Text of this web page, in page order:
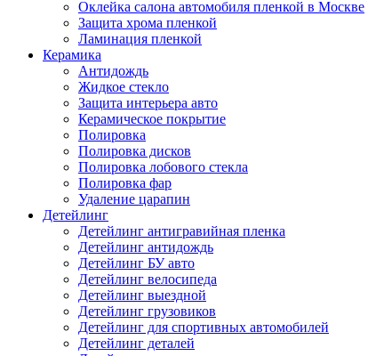
Оклейка салона автомобиля пленкой в Москве
Защита хрома пленкой
Ламинация пленкой
Керамика
Антидождь
Жидкое стекло
Защита интерьера авто
Керамическое покрытие
Полировка
Полировка дисков
Полировка лобового стекла
Полировка фар
Удаление царапин
Детейлинг
Детейлинг антигравийная пленка
Детейлинг антидождь
Детейлинг БУ авто
Детейлинг велосипеда
Детейлинг выездной
Детейлинг грузовиков
Детейлинг для спортивных автомобилей
Детейлинг деталей